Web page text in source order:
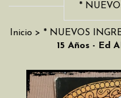
*
Inicio > * NUEVOS
15 Años - Ed